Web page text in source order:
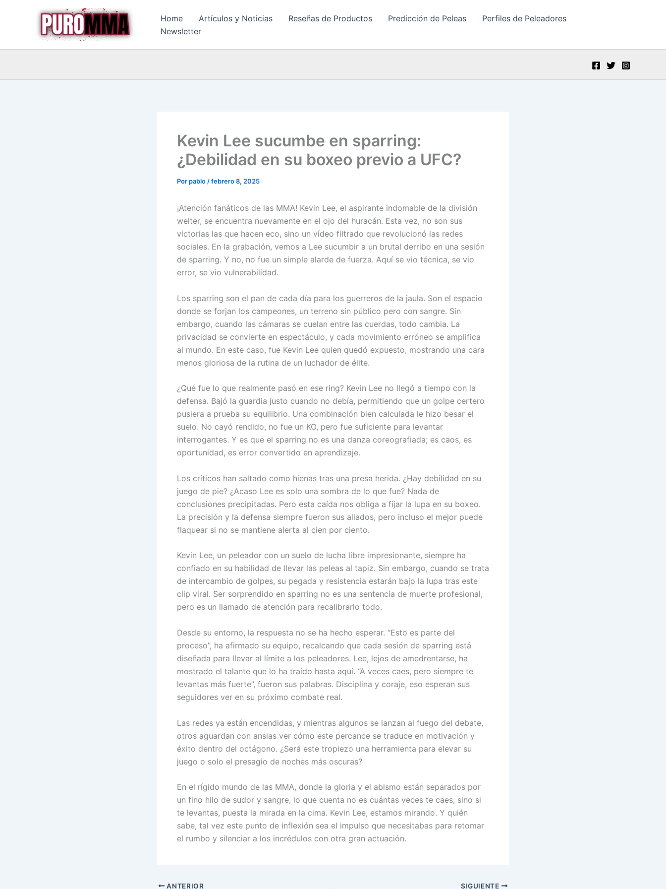
Home Artículos y Noticias Reseñas de Productos Predicción de Peleas
Perfiles de Peleadores
Newsletter
Kevin Lee sucumbe en sparring:
¿Debilidad en su boxeo previo a UFC?
Porpablo /febrero 8, 2025
¡Atención fanáticos de las MMA! Kevin Lee, el aspirante indomable de la división
welter, se encuentra nuevamente en el ojo del huracán. Esta vez, no son sus
victorias las que hacen eco, sino un vídeo filtrado que revolucionó las redes
sociales. En la grabación, vemos a Lee sucumbir a un brutal derribo en una sesión
de sparring. Y no, no fue un simple alarde de fuerza. Aquí se vio técnica, se vio
error, se vio vulnerabilidad.
Los sparring son el pan de cada día para los guerreros de la jaula. Son el espacio
donde se forjan los campeones, un terreno sin público pero con sangre. Sin
embargo, cuando las cámaras se cuelan entre las cuerdas, todo cambia. La
privacidad se convierte en espectáculo, y cada movimiento erróneo se amplifica
al mundo. En este caso, fue Kevin Lee quien quedó expuesto, mostrando una cara
menos gloriosa de la rutina de un luchador de élite.
¿Qué fue lo que realmente pasó en ese ring? Kevin Lee no llegó a tiempo con la
defensa. Bajó la guardia justo cuando no debía, permitiendo que un golpe certero
pusiera a prueba su equilibrio. Una combinación bien calculada le hizo besar el
suelo. No cayó rendido, no fue un KO, pero fue suficiente para levantar
interrogantes. Y es que el sparring no es una danza coreografiada; es caos, es
oportunidad, es error convertido en aprendizaje.
Los críticos han saltado como hienas tras una presa herida. ¿Hay debilidad en su
juego de pie? ¿Acaso Lee es solo una sombra de lo que fue? Nada de
conclusiones precipitadas. Pero esta caída nos obliga a fijar la lupa en su boxeo.
La precisión y la defensa siempre fueron sus aliados, pero incluso el mejor puede
flaquear si no se mantiene alerta al cien por ciento.
Kevin Lee, un peleador con un suelo de lucha libre impresionante, siempre ha
confiado en su habilidad de llevar las peleas al tapiz. Sin embargo, cuando se trata
de intercambio de golpes, su pegada y resistencia estarán bajo la lupa tras este
clip viral. Ser sorprendido en sparring no es una sentencia de muerte profesional,
pero es un llamado de atención para recalibrarlo todo.
Desde su entorno, la respuesta no se ha hecho esperar. “Esto es parte del
proceso”, ha afirmado su equipo, recalcando que cada sesión de sparring está
diseñada para llevar al límite a los peleadores. Lee, lejos de amedrentarse, ha
mostrado el talante que lo ha traído hasta aquí. “A veces caes, pero siempre te
levantas más fuerte”, fueron sus palabras. Disciplina y coraje, eso esperan sus
seguidores ver en su próximo combate real.
Las redes ya están encendidas, y mientras algunos se lanzan al fuego del debate,
otros aguardan con ansias ver cómo este percance se traduce en motivación y
éxito dentro del octágono. ¿Será este tropiezo una herramienta para elevar su
juego o solo el presagio de noches más oscuras?
En el rígido mundo de las MMA, donde la gloria y el abismo están separados por
un fino hilo de sudor y sangre, lo que cuenta no es cuántas veces te caes, sino si
te levantas, puesta la mirada en la cima. Kevin Lee, estamos mirando. Y quién
sabe, tal vez este punto de inflexión sea el impulso que necesitabas para retomar
el rumbo y silenciar a los incrédulos con otra gran actuación.
ANTERIOR SIGUIENTE